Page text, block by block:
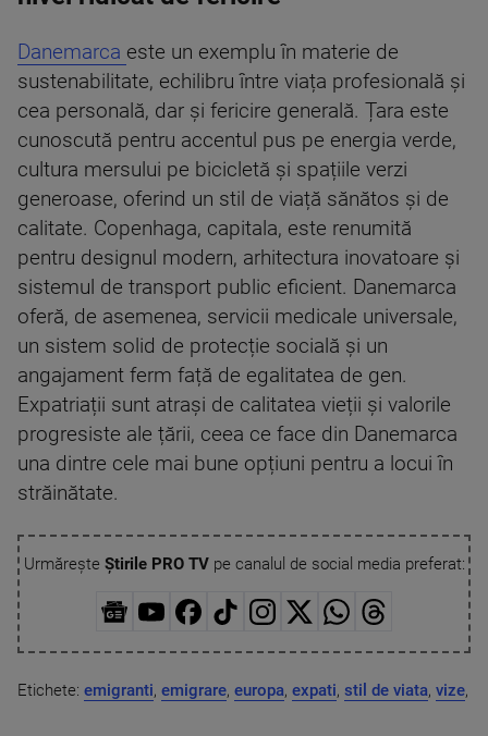
Danemarca este un exemplu în materie de
sustenabilitate, echilibru între viața profesională și
cea personală, dar și fericire generală. Țara este
cunoscută pentru accentul pus pe energia verde,
cultura mersului pe bicicletă și spațiile verzi
generoase, oferind un stil de viață sănătos și de
calitate. Copenhaga, capitala, este renumită
pentru designul modern, arhitectura inovatoare și
sistemul de transport public eficient. Danemarca
oferă, de asemenea, servicii medicale universale,
un sistem solid de protecție socială și un
angajament ferm față de egalitatea de gen.
Expatriații sunt atrași de calitatea vieții și valorile
progresiste ale țării, ceea ce face din Danemarca
una dintre cele mai bune opțiuni pentru a locui în
străinătate.
Urmărește Știrile PRO TVpe canalul de social media preferat:
Etichete: emigranti, emigrare, europa, expati, stil de viata, vize,